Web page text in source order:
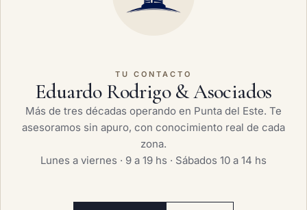
TU CONTACTO
Eduardo Rodrigo & Asociados
Más de tres décadas operando en Punta del Este. Te
asesoramos sin apuro, con conocimiento real de cada
zona.
Lunes a viernes · 9 a 19 hs · Sábados 10 a 14 hs